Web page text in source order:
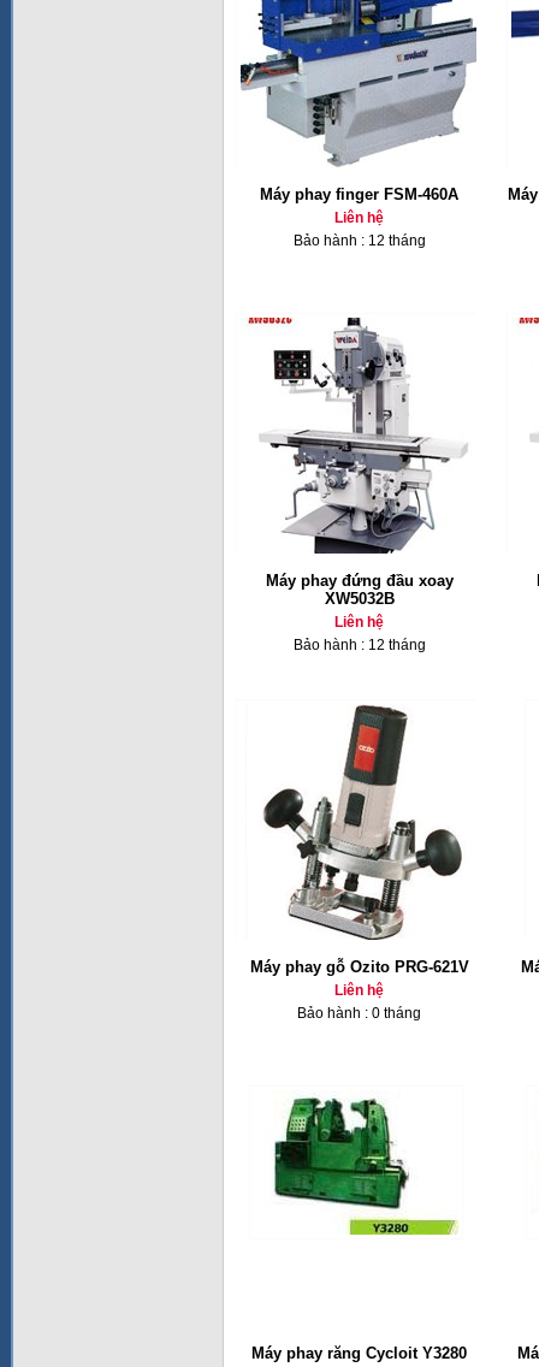
Máy phay finger FSM-460A
Liên hệ
Bảo hành : 12 tháng
Máy phay đứng đầu xoay
XW5032B
Liên hệ
Bảo hành : 12 tháng
Máy phay gỗ Ozito PRG-621V
Liên hệ
Bảo hành : 0 tháng
Máy phay răng Cycloit Y3280